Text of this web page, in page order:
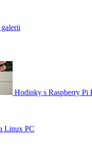
Hodinky s Raspberry Pi
Linux PC